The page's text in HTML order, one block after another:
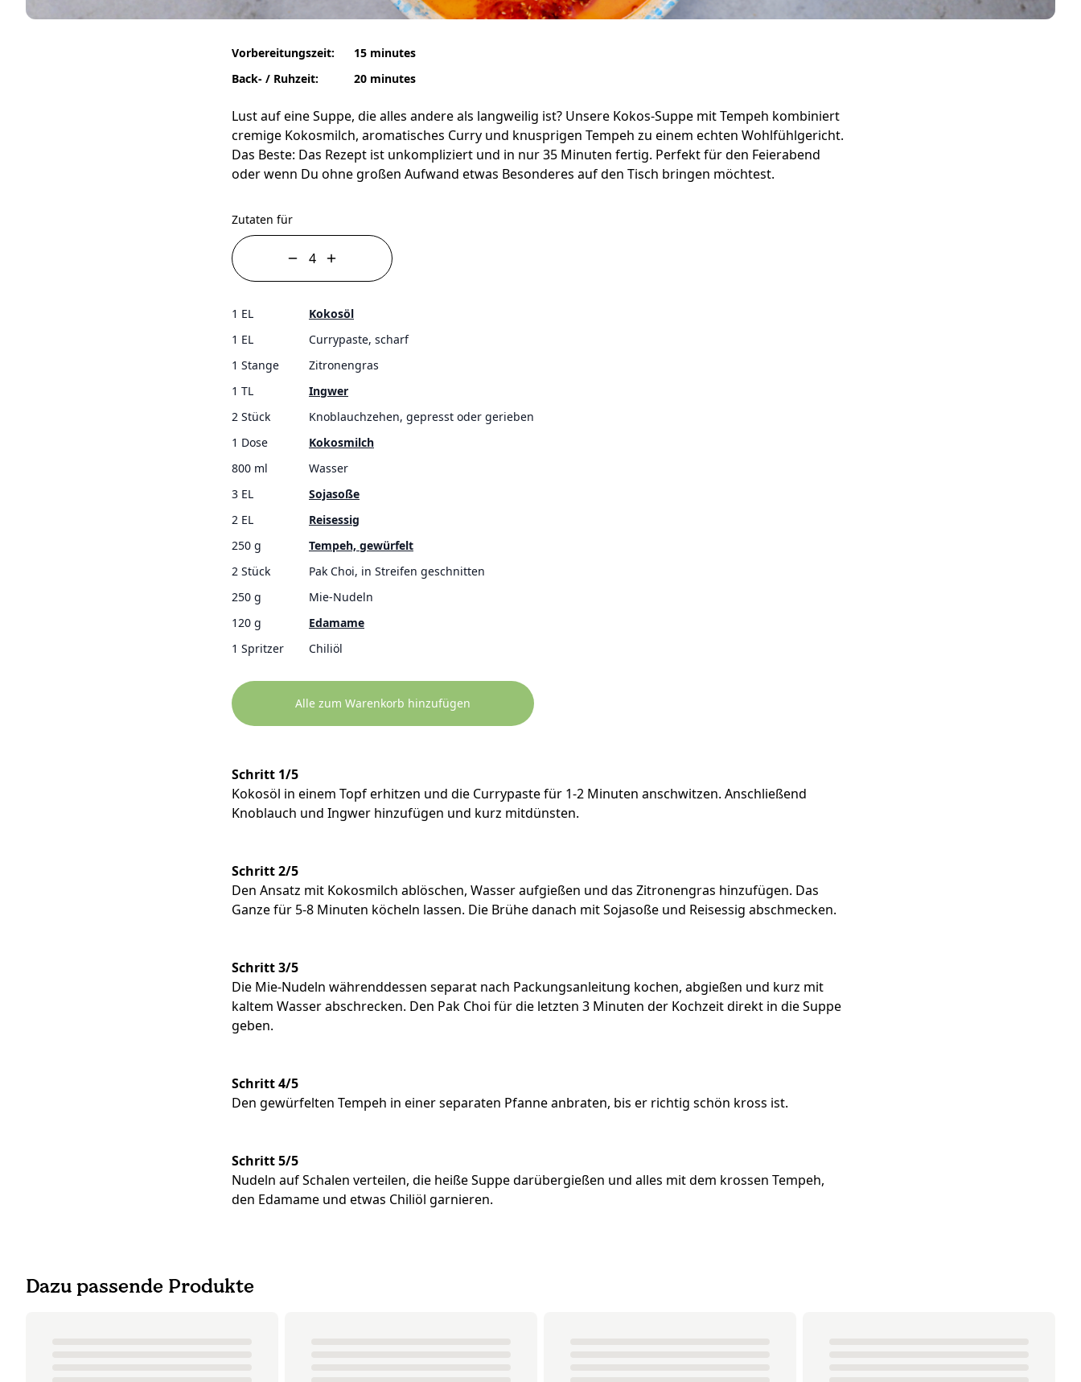
Vorbereitungszeit:
Back- / Ruhzeit:
15 minutes
20 minutes
Lust auf eine Suppe, die alles andere als langweilig ist? Unsere Kokos-Suppe mit Tempeh kombiniert
cremige Kokosmilch, aromatisches Curry und knusprigen Tempeh zu einem echten Wohlfühlgericht.
Das Beste: Das Rezept ist unkompliziert und in nur 35 Minuten fertig. Perfekt für den Feierabend
oder wenn Du ohne großen Aufwand etwas Besonderes auf den Tisch bringen möchtest.
Zutaten für
1 EL
Kokosöl
1 EL
Currypaste, scharf
1 Stange
Zitronengras
1 TL
Ingwer
2 Stück
Knoblauchzehen, gepresst oder gerieben
1 Dose
Kokosmilch
800 ml
Wasser
3 EL
Sojasoße
2 EL
Reisessig
250 g
Tempeh, gewürfelt
2 Stück
Pak Choi, in Streifen geschnitten
250 g
Mie-Nudeln
120 g
Edamame
1 Spritzer
Chiliöl
Alle zum Warenkorb hinzufügen
Schritt 1/5
Kokosöl in einem Topf erhitzen und die Currypaste für 1-2 Minuten anschwitzen. Anschließend
Knoblauch und Ingwer hinzufügen und kurz mitdünsten.
Schritt 2/5
Den Ansatz mit Kokosmilch ablöschen, Wasser aufgießen und das Zitronengras hinzufügen. Das
Ganze für 5-8 Minuten köcheln lassen. Die Brühe danach mit Sojasoße und Reisessig abschmecken.
Schritt 3/5
Die Mie-Nudeln währenddessen separat nach Packungsanleitung kochen, abgießen und kurz mit
kaltem Wasser abschrecken. Den Pak Choi für die letzten 3 Minuten der Kochzeit direkt in die Suppe
geben.
Schritt 4/5
Den gewürfelten Tempeh in einer separaten Pfanne anbraten, bis er richtig schön kross ist.
Schritt 5/5
Nudeln auf Schalen verteilen, die heiße Suppe darübergießen und alles mit dem krossen Tempeh,
den Edamame und etwas Chiliöl garnieren.
Dazu passende Produkte